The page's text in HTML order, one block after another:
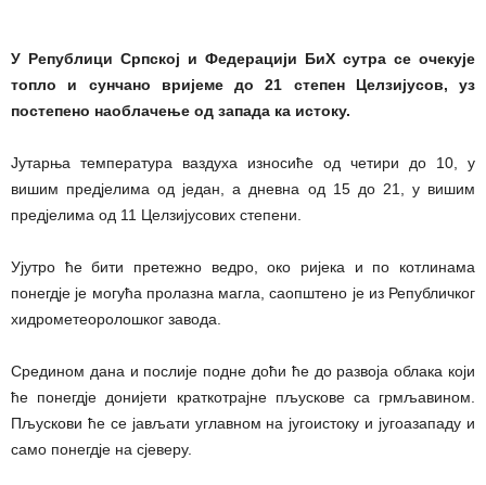
У Републици Српској и Федерацији БиХ сутра се очекује
топло и сунчано вријеме до 21 степен Целзијусов, уз
постепено наоблачење од запада ка истоку.
Јутарња температура ваздуха износиће од четири до 10, у
вишим предјелима од један, а дневна од 15 до 21, у вишим
предјелима од 11 Целзијусових степени.
Ујутро ће бити претежно ведро, око ријека и по котлинама
понегдје је могућа пролазна магла, саопштено је из Републичког
хидрометеоролошког завода.
Средином дана и послије подне доћи ће до развоја облака који
ће понегдје донијети краткотрајне пљускове са грмљавином.
Пљускови ће се јављати углавном на југоистоку и југоазападу и
само понегдје на сјеверу.